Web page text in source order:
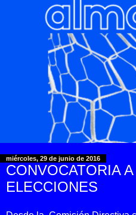
miércoles, 29 de junio de 2016
CONVOCATORIA
ELECCIONES